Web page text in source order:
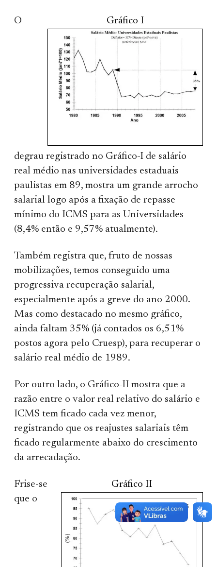
Gráfico I
O
degrau registrado no Gráfico-I de salário
real médio nas universidades estaduais
paulistas em 89, mostra um grande arrocho
salarial logo após a fixação de repasse
mínimo do ICMS para as Universidades
(8,4% então e 9,57% atualmente).
Também registra que, fruto de nossas
mobilizações, temos conseguido uma
progressiva recuperação salarial,
especialmente após a greve do ano 2000.
Mas como destacado no mesmo gráfico,
ainda faltam 35% (já contados os 6,51%
postos agora pelo Cruesp), para recuperar o
salário real médio de 1989.
Por outro lado, o Gráfico-II mostra que a
razão entre o valor real relativo do salário e
ICMS tem ficado cada vez menor,
registrando que os reajustes salariais têm
ficado regularmente abaixo do crescimento
da arrecadação.
Gráfico II
Frise-se
que o